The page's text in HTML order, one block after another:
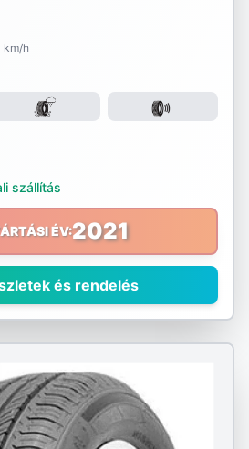
km/h
szállítás
ÉV:2021
és rendelés